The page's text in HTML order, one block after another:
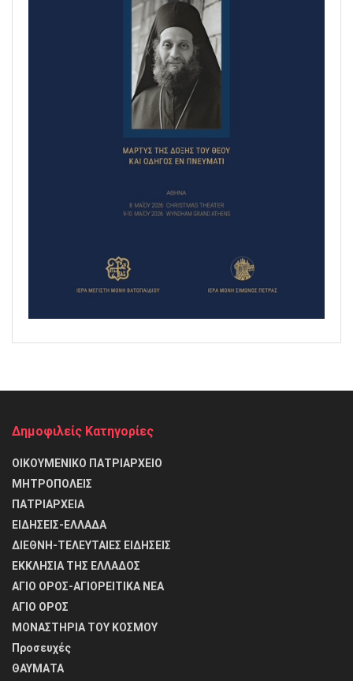
Δημοφιλείς Κατηγορίες
ΟΙΚΟΥΜΕΝΙΚΟ ΠΑΤΡΙΑΡΧΕΙΟ
ΜΗΤΡΟΠΟΛΕΙΣ
ΠΑΤΡΙΑΡΧΕΙΑ
ΕΙΔΗΣΕΙΣ-ΕΛΛΑΔΑ
ΔΙΕΘΝΗ-ΤΕΛΕΥΤΑΙΕΣ ΕΙΔΗΣΕΙΣ
ΕΚΚΛΗΣΙΑ ΤΗΣ ΕΛΛΑΔΟΣ
ΑΓΙΟ ΟΡΟΣ-ΑΓΙΟΡΕΙΤΙΚΑ ΝΕΑ
ΑΓΙΟ ΟΡΟΣ
ΜΟΝΑΣΤΗΡΙΑ ΤΟΥ ΚΟΣΜΟΥ
Προσευχές
ΘΑΥΜΑΤΑ